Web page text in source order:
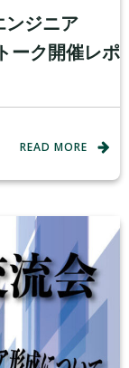
ンジニア
ーク開催レポ
READ MORE